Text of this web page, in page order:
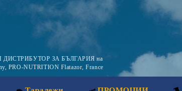
ДИСТРИБУТОР ЗА БЪЛГАРИЯ на
PRO-NUTRITION Flatazor, France